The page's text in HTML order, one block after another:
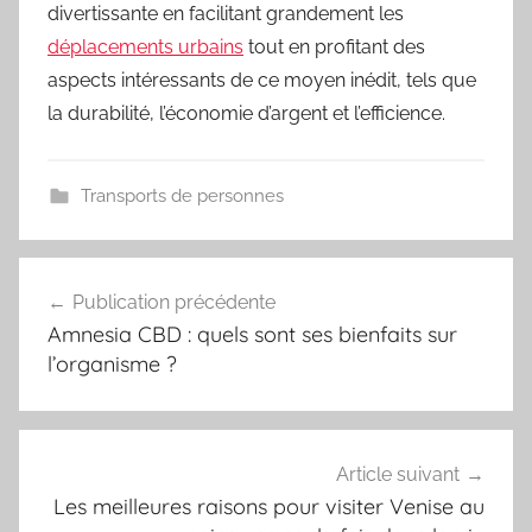
divertissante en facilitant grandement les
déplacements urbains tout en profitant des
aspects intéressants de ce moyen inédit, tels que
la durabilité, l’économie d’argent et l’efficience.
Transports de personnes
de
l’article
Publication précédente
Amnesia CBD : quels sont ses bienfaits sur
l’organisme ?
Article suivant
Les meilleures raisons pour visiter Venise au